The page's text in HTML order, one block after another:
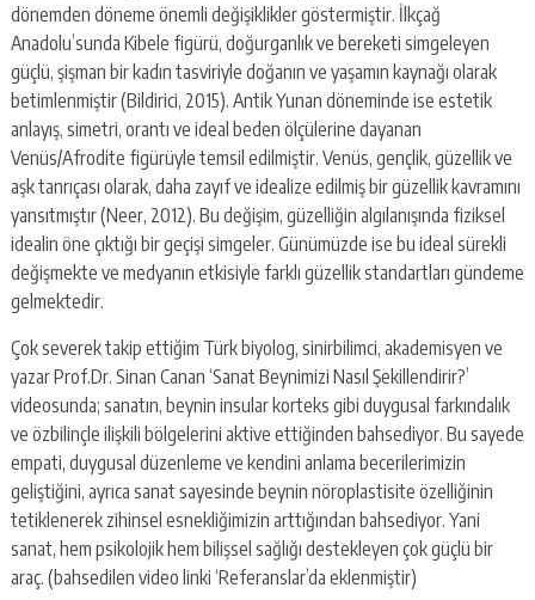
dönemden döneme önemli değişiklikler göstermiştir. İlkçağ
Anadolu’sunda Kibele figürü, doğurganlık ve bereketi simgeleyen
güçlü, şişman bir kadın tasviriyle doğanın ve yaşamın kaynağı olarak
betimlenmiştir (Bildirici, 2015). Antik Yunan döneminde ise estetik
anlayış, simetri, orantı ve ideal beden ölçülerine dayanan
Venüs/Afrodite figürüyle temsil edilmiştir. Venüs, gençlik, güzellik ve
aşk tanrıçası olarak, daha zayıf ve idealize edilmiş bir güzellik kavramını
yansıtmıştır (Neer, 2012). Bu değişim, güzelliğin algılanışında fiziksel
idealin öne çıktığı bir geçişi simgeler. Günümüzde ise bu ideal sürekli
değişmekte ve medyanın etkisiyle farklı güzellik standartları gündeme
gelmektedir.
Çok severek takip ettiğim Türk biyolog, sinirbilimci, akademisyen ve
yazar Prof.Dr. Sinan Canan ‘Sanat Beynimizi Nasıl Şekillendirir?’
videosunda; sanatın, beynin insular korteks gibi duygusal farkındalık
ve özbilinçle ilişkili bölgelerini aktive ettiğinden bahsediyor. Bu sayede
empati, duygusal düzenleme ve kendini anlama becerilerimizin
geliştiğini, ayrıca sanat sayesinde beynin nöroplastisite özelliğinin
tetiklenerek zihinsel esnekliğimizin arttığından bahsediyor. Yani
sanat, hem psikolojik hem bilişsel sağlığı destekleyen çok güçlü bir
araç. (bahsedilen video linki ‘Referanslar’da eklenmiştir)